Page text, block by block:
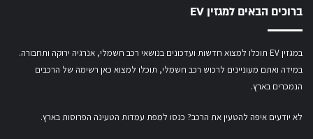
ברוכים הבאים למגזין EV
במגזין EV תוכלו למצוא חדשות ועדכונים בנושאי רכב חשמלי, אנרגיה ירוקה ותחבורה.
במידה ואתם מעוניינים לרכוש רכב חשמלי, תוכלו למצוא כאן רשימה של הרכבים
הנמכרים בארץ.
לא יודעים איפה להטעין את הרכב? כנסו למפת עמדות הטעינה הפרוסות בארץ.